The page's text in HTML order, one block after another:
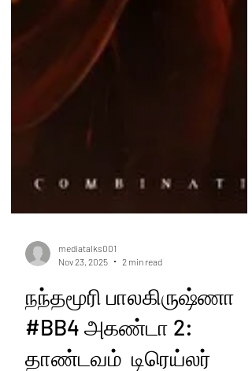
Nov 23, 2025
2 min read
நந்தமூரி பாலகிருஷ்ணா
#BB4 அகண்டா 2: